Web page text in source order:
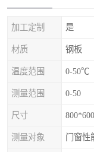
加工定制 是
材质 钢板
温度范围 0-50℃
测量范围 0-50
尺寸
测量对象 门窗性